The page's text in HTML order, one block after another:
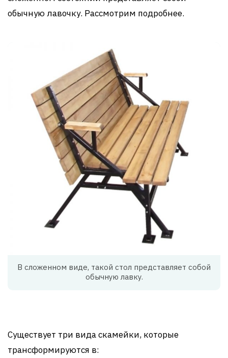
обычную лавочку. Рассмотрим подробнее.
В сложенном виде, такой стол представляет собой
обычную лавку.
Существует три вида скамейки, которые
трансформируются в: